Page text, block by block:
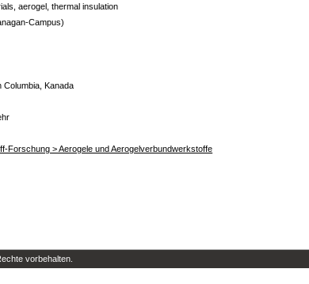
aerogel, thermal insulation
Campus)
Columbia, Kanada
Forschung > Aerogele und Aerogelverbundwerkstoffe
vorbehalten.